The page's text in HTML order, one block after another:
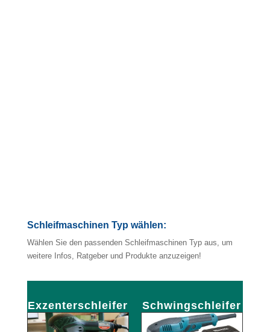
Schleifmaschinen Typ wählen:
Wählen Sie den passenden Schleifmaschinen Typ aus, um
weitere Infos, Ratgeber und Produkte anzuzeigen!
Exzenterschleifer Schwingschleifer